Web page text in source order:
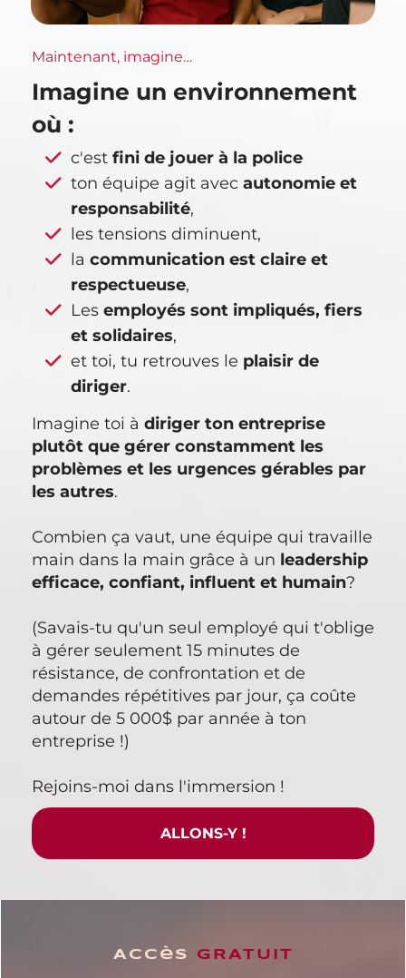
Maintenant, imagine…
Imagine un environnement
où :
c'est fini de jouer à la police
ton équipe agit avec autonomie et
responsabilité,
les tensions diminuent,
la communication est claire et
respectueuse,
Les employés sont impliqués, fiers
et solidaires,
et toi, tu retrouves le plaisir de
diriger.
Imagine toi à diriger ton entreprise
plutôt que gérer constamment les
problèmes et les urgences gérables par
les autres.
Combien ça vaut, une équipe qui travaille
main dans la main grâce à un leadership
efficace, confiant, influent et humain?
(Savais-tu qu'un seul employé qui t'oblige
à gérer seulement 15 minutes de
résistance, de confrontation et de
demandes répétitives par jour, ça coûte
autour de 5 000$ par année à ton
entreprise !)
Rejoins-moi dans l'immersion !
ALLONS-Y !
Accès GRATUIT